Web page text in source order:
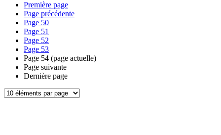
Première page
Page précédente
Page 50
Page 51
Page 52
Page 53
Page 54 (page actuelle)
Page suivante
Dernière page